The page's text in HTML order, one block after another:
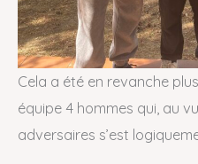
Cela a été en revanche
équipe 4 hommes qui, au
adversaires s’est